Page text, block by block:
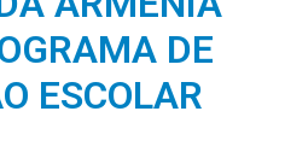
DE
ESCOLAR